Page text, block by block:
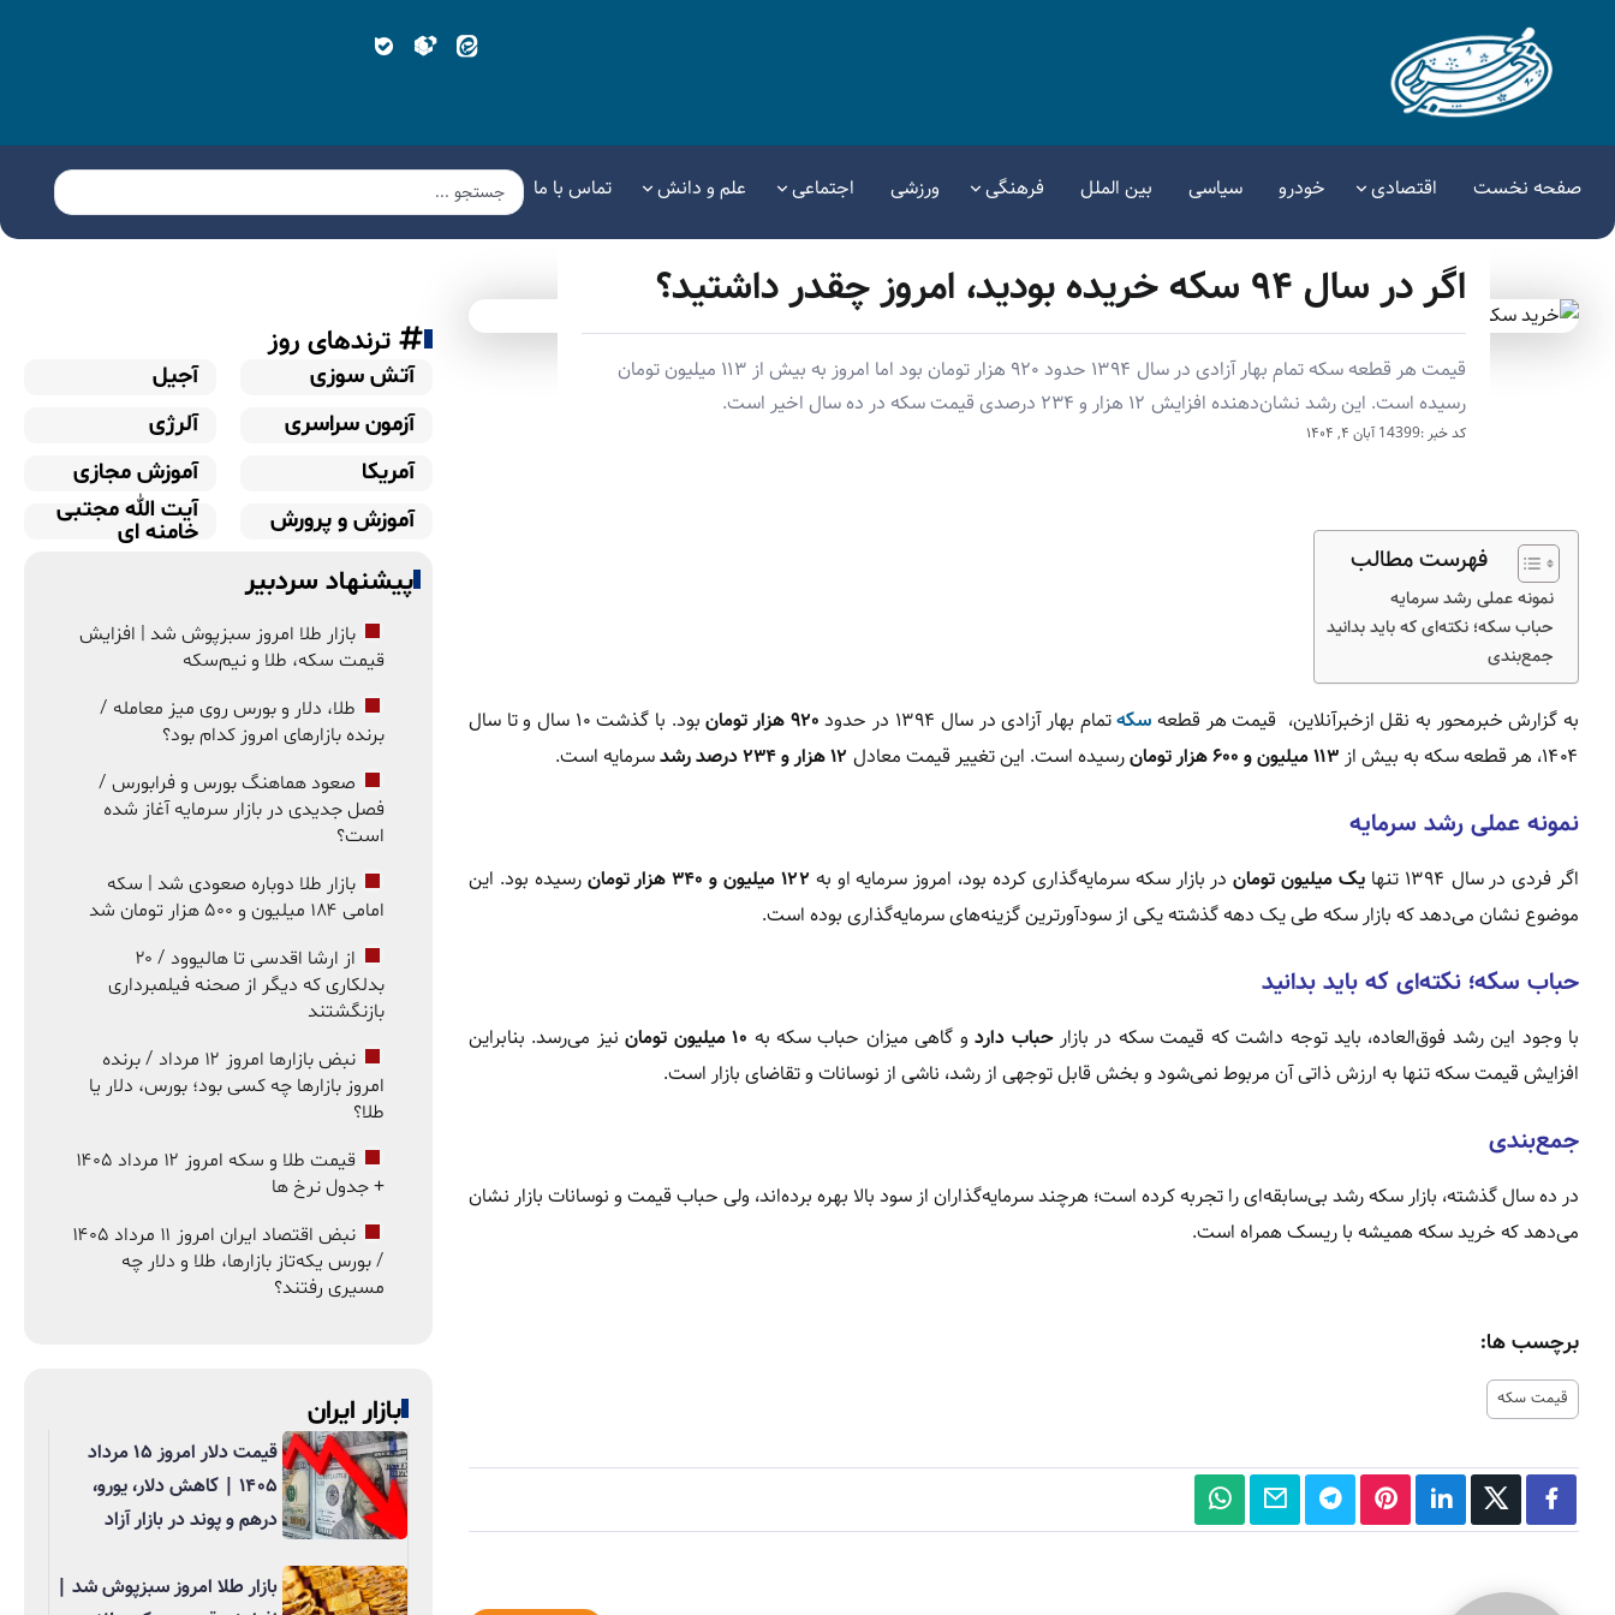
صفحه نخست اقتصادی خودرو سیاسی بین الملل فرهنگی ورزشی اجتماعی علم و دانش تماس با ما
اگر در سال ۹۴ سکه خریده بودید، امروز چقدر داشتید؟
قیمت هر قطعه سکه تمام بهار آزادی در سال ۱۳۹۴ حدود ۹۲۰ هزار تومان بود اما امروز به بیش از ۱۱۳ میلیون تومان
رسیده است. این رشد نشان‌دهنده افزایش ۱۲ هزار و ۲۳۴ درصدی قیمت سکه در ده سال اخیر است.
کد خبر :14399 آبان ۴, ۱۴۰۴
فهرست مطالب
نمونه عملی رشد سرمایه
حباب سکه؛ نکته‌ای که باید بدانید
جمع‌بندی
به گزارش خبرمحور به نقل ازخبرآنلاین، قیمت هر قطعه سکهتمام بهار آزادی در سال ۱۳۹۴ در حدود ۹۲۰ هزار تومان
بود. با گذشت ۱۰ سال و تا سال
۱۴۰۴، هر قطعه سکه به بیش از
۱۱۳ میلیون و ۶۰۰ هزار تومان رسیده است. این تغییر قیمت معادل ۱۲ هزار و ۲۳۴ درصد رشد سرمایه است.
نمونه عملی رشد سرمایه
اگر فردی در سال ۱۳۹۴ تنها یک میلیون توماندر بازار سکه سرمایه‌گذاری کرده بود، امروز سرمایه او به۱۲۲ میلیون و ۳۴۰ هزار تومان
رسیده بود. این
موضوع نشان می‌دهد که بازار سکه طی یک دهه گذشته یکی از سودآورترین گزینه‌های سرمایه‌گذاری بوده است.
حباب سکه؛ نکته‌ای که باید بدانید
با وجود این رشد فوق‌العاده، باید توجه داشت که قیمت سکه در بازارحباب داردو گاهی میزان حباب سکه به ۱۰ میلیون تومان
نیز می‌رسد. بنابراین
افزایش قیمت سکه تنها به ارزش ذاتی آن مربوط نمی‌شود و بخش قابل توجهی از رشد، ناشی از نوسانات و تقاضای بازار است.
جمع‌بندی
در ده سال گذشته، بازار سکه رشد بی‌سابقه‌ای را تجربه کرده است؛ هرچند سرمایه‌گذاران از سود بالا بهره برده‌اند، ولی حباب قیمت و نوسانات بازار نشان
می‌دهد که خرید سکه همیشه با ریسک همراه است.
برچسب ها:
قیمت سکه
ترندهای روز
آتش سوزی
آجیل
آزمون سراسری
آلرژی
آمریکا
آموزش مجازی
آموزش و پرورش
آیت الله مجتبی
خامنه ای
پیشنهاد سردبیر
بازار طلا امروز سبزپوش شد | افزایش
قیمت سکه، طلا و نیم‌سکه
طلا، دلار و بورس روی میز معامله /
برنده بازارهای امروز کدام بود؟
صعود هماهنگ بورس و فرابورس /
فصل جدیدی در بازار سرمایه آغاز شده
است؟
بازار طلا دوباره صعودی شد | سکه
امامی ۱۸۴ میلیون و ۵۰۰ هزار تومان شد
از ارشا اقدسی تا هالیوود / ۲۰
بدلکاری که دیگر از صحنه فیلمبرداری
بازنگشتند
نبض بازارها امروز ۱۲ مرداد / برنده
امروز بازارها چه کسی بود؛ بورس، دلار یا
طلا؟
قیمت طلا و سکه امروز ۱۲ مرداد ۱۴۰۵
+ جدول نرخ ها
نبض اقتصاد ایران امروز ۱۱ مرداد ۱۴۰۵
/ بورس یکه‌تاز بازارها، طلا و دلار چه
مسیری رفتند؟
بازار ایران
قیمت دلار امروز ۱۵ مرداد
۱۴۰۵ | کاهش دلار، یورو،
درهم و پوند در بازار آزاد
بازار طلا امروز سبزپوش شد |